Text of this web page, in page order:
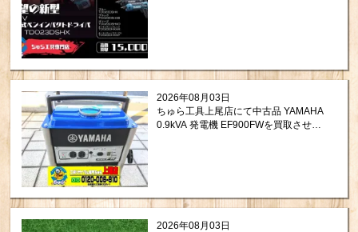
2026年08月03日
ちゅら工具上尾店にて中古品 YAMAHA
0.9kVA 発電機 EF900FWを買取させて
2026年08月03日